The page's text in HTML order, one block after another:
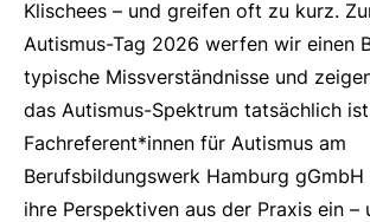
Klischees – und greifen oft zu kurz.
Autismus-Tag 2026 werfen wir einen
typische Missverständnisse und
das Autismus-Spektrum tatsächlich
Fachreferent*innen für Autismus am
Berufsbildungswerk Hamburg gGmbH
ihre Perspektiven aus der Praxis ein –